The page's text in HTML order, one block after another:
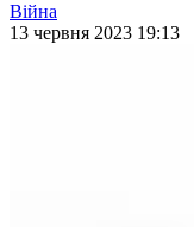
Війна
13 червня 2023 19:13